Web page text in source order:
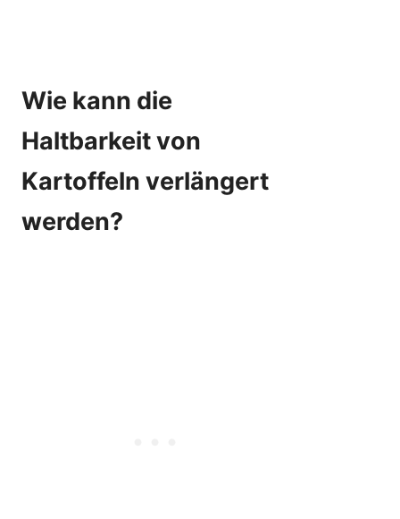
Wie kann die
Haltbarkeit von
Kartoffeln verlängert
werden?